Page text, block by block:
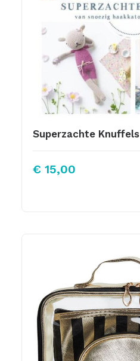
Superzachte Knuffels
€ 15,00